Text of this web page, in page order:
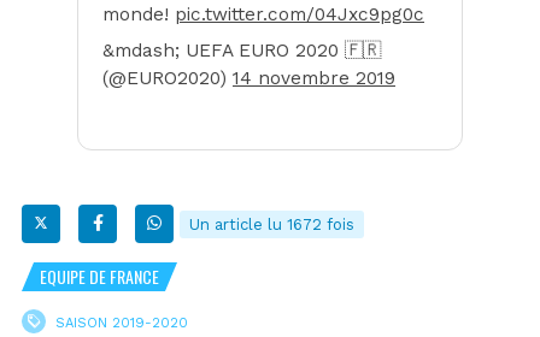
monde! pic.twitter.com/04Jxc9pg0c
&mdash; UEFA EURO 2020 🇫🇷
(@EURO2020) 14 novembre 2019
Un article lu 1672 fois
EQUIPE DE FRANCE
SAISON 2019-2020